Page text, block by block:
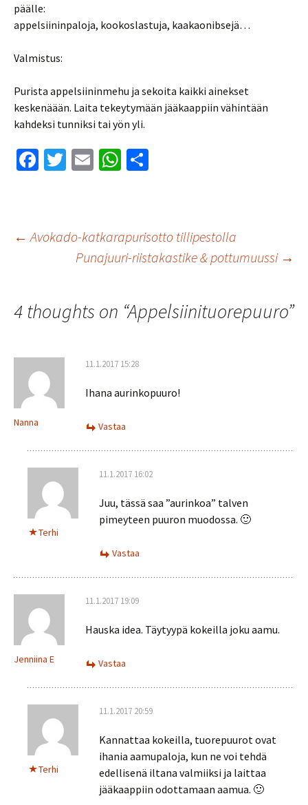
päälle:
appelsiininpaloja, kookoslastuja, kaakaonibsejä…
Valmistus:
Purista appelsiininmehu ja sekoita kaikki ainekset
keskenäään. Laita tekeytymään jääkaappiin vähintään
kahdeksi tunniksi tai yön yli.
Fa
o
T
er
E
l
W
p
p
Artikkelien
← Avokado-katkarapurisotto tillipestolla
Punajuuri-riistakastike & pottumuussi →
4 thoughts on “Appelsiinituorepuuro”
Nanna
11.1.2017 15:28
Ihana aurinkopuuro!
Vastaa
Terhi
11.1.2017 16:02
Juu, tässä saa ”aurinkoa” talven
pimeyteen puuron muodossa. 🙂
Vastaa
Jenniina E
11.1.2017 19:09
Hauska idea. Täytyypä kokeilla joku aamu.
Vastaa
Terhi
11.1.2017 20:59
Kannattaa kokeilla, tuorepuurot ovat
ihania aamupaloja, kun ne voi tehdä
edellisenä iltana valmiiksi ja laittaa
jääkaappiin odottamaan aamua. 🙂